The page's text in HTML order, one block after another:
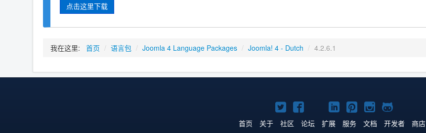
点击这里下载
我在这里: 首页 / 语言包 / Joomla 4 Language Packages / Joomla! 4 - Dutch / 4.2.6.1
Twitter
主
Facebook
主
YouTube
主
LinkedIn
主
Pinterest
主
Instagram
主
GitHub
主
首页 关于 社区 论坛 扩展 服务 文档 开发者 商店